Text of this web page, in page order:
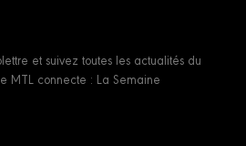
et suivez toutes les actualités du
MTL connecte : La Semaine